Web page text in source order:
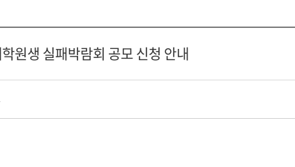
게시판
대학원생
포토갤
원생 실패박람회 공모 신청 안내